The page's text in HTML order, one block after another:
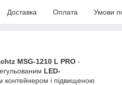
Доставка Оплата Умови
MSG-1210 L PRO -
LED-
контейнером і підвищеною